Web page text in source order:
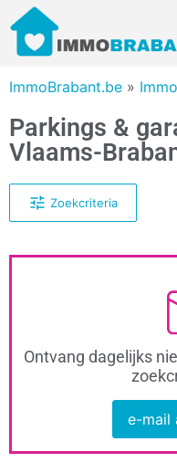
ImmoBrabant.be »
Parkings &
Vlaams-
Zoekcriteria
Ontvang dagelijks
e-mail